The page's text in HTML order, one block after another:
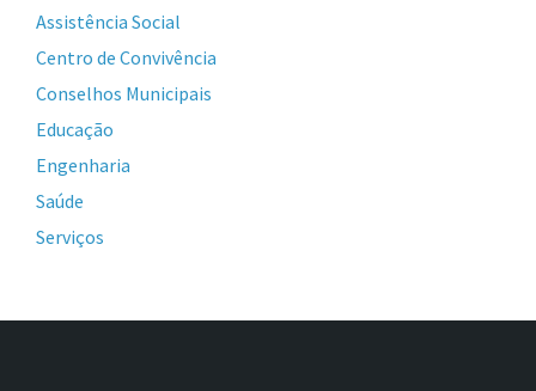
Assistência Social
Centro de Convivência
Conselhos Municipais
Educação
Engenharia
Saúde
Serviços